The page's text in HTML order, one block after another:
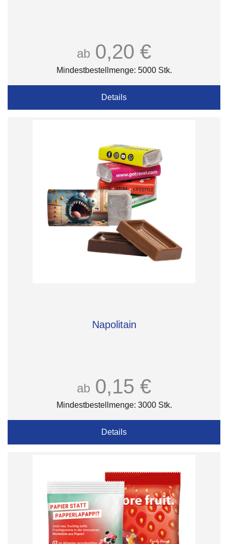
ab 0,20 €
Mindestbestellmenge: 5000 Stk.
Details
Napolitain
ab 0,15 €
Mindestbestellmenge: 3000 Stk.
Details